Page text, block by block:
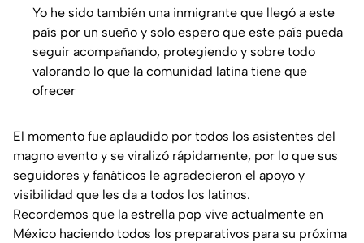
Yo he sido también una inmigrante que llegó a este
país por un sueño y solo espero que este país pueda
seguir acompañando, protegiendo y sobre todo
valorando lo que la comunidad latina tiene que
ofrecer
El momento fue aplaudido por todos los asistentes del
magno evento y se viralizó rápidamente, por lo que sus
seguidores y fanáticos le agradecieron el apoyo y
visibilidad que les da a todos los latinos.
Recordemos que la estrella pop vive actualmente en
México haciendo todos los preparativos para su próxima